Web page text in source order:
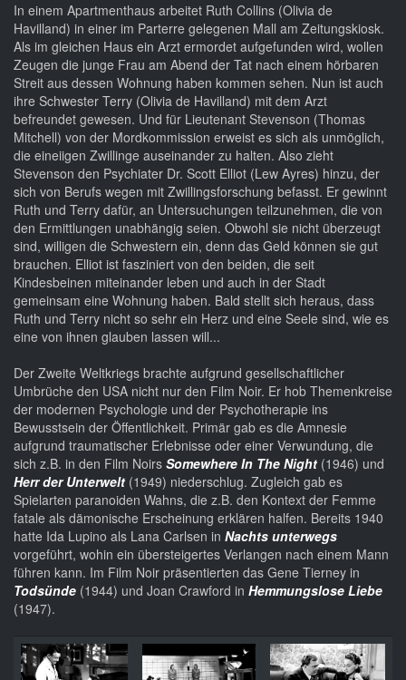
In einem Apartmenthaus arbeitet Ruth Collins (Olivia de
Havilland) in einer im Parterre gelegenen Mall am Zeitungskiosk.
Als im gleichen Haus ein Arzt ermordet aufgefunden wird, wollen
Zeugen die junge Frau am Abend der Tat nach einem hörbaren
Streit aus dessen Wohnung haben kommen sehen. Nun ist auch
ihre Schwester Terry (Olivia de Havilland) mit dem Arzt
befreundet gewesen. Und für Lieutenant Stevenson (Thomas
Mitchell) von der Mordkommission erweist es sich als unmöglich,
die eineiigen Zwillinge auseinander zu halten. Also zieht
Stevenson den Psychiater Dr. Scott Elliot (Lew Ayres) hinzu, der
sich von Berufs wegen mit Zwillingsforschung befasst. Er gewinnt
Ruth und Terry dafür, an Untersuchungen teilzunehmen, die von
den Ermittlungen unabhängig seien. Obwohl sie nicht überzeugt
sind, willigen die Schwestern ein, denn das Geld können sie gut
brauchen. Elliot ist fasziniert von den beiden, die seit
Kindesbeinen miteinander leben und auch in der Stadt
gemeinsam eine Wohnung haben. Bald stellt sich heraus, dass
Ruth und Terry nicht so sehr ein Herz und eine Seele sind, wie es
eine von ihnen glauben lassen will...
Der Zweite Weltkriegs brachte aufgrund gesellschaftlicher
Umbrüche den USA nicht nur den Film Noir. Er hob Themenkreise
der modernen Psychologie und der Psychotherapie ins
Bewusstsein der Öffentlichkeit. Primär gab es die Amnesie
aufgrund traumatischer Erlebnisse oder einer Verwundung, die
sich z.B. in den Film Noirs Somewhere In The Night (1946) und
Herr der Unterwelt (1949) niederschlug. Zugleich gab es
Spielarten paranoiden Wahns, die z.B. den Kontext der Femme
fatale als dämonische Erscheinung erklären halfen. Bereits 1940
hatte Ida Lupino als Lana Carlsen in Nachts unterwegs
vorgeführt, wohin ein übersteigertes Verlangen nach einem Mann
führen kann. Im Film Noir präsentierten das Gene Tierney in
Todsünde (1944) und Joan Crawford in Hemmungslose Liebe
(1947).